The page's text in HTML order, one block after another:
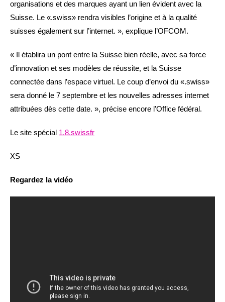
organisations et des marques ayant un lien évident avec la
Suisse. Le «.swiss» rendra visibles l’origine et à la qualité
suisses également sur l’internet. », explique l’OFCOM.
« Il établira un pont entre la Suisse bien réelle, avec sa force
d’innovation et ses modèles de réussite, et la Suisse
connectée dans l’espace virtuel. Le coup d’envoi du «.swiss»
sera donné le 7 septembre et les nouvelles adresses internet
attribuées dès cette date. », précise encore l’Office fédéral.
Le site spécial 1.8.swissfr
XS
Regardez la vidéo